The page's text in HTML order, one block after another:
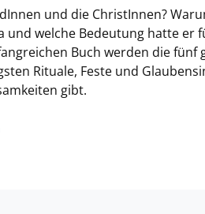
und die ChristInnen?
und welche Bedeutung hatte er
Buch werden die
Rituale, Feste und
gibt.